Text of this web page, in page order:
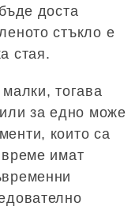
доста
стъкло е
стая.
тогава
за едно може
които са
имат